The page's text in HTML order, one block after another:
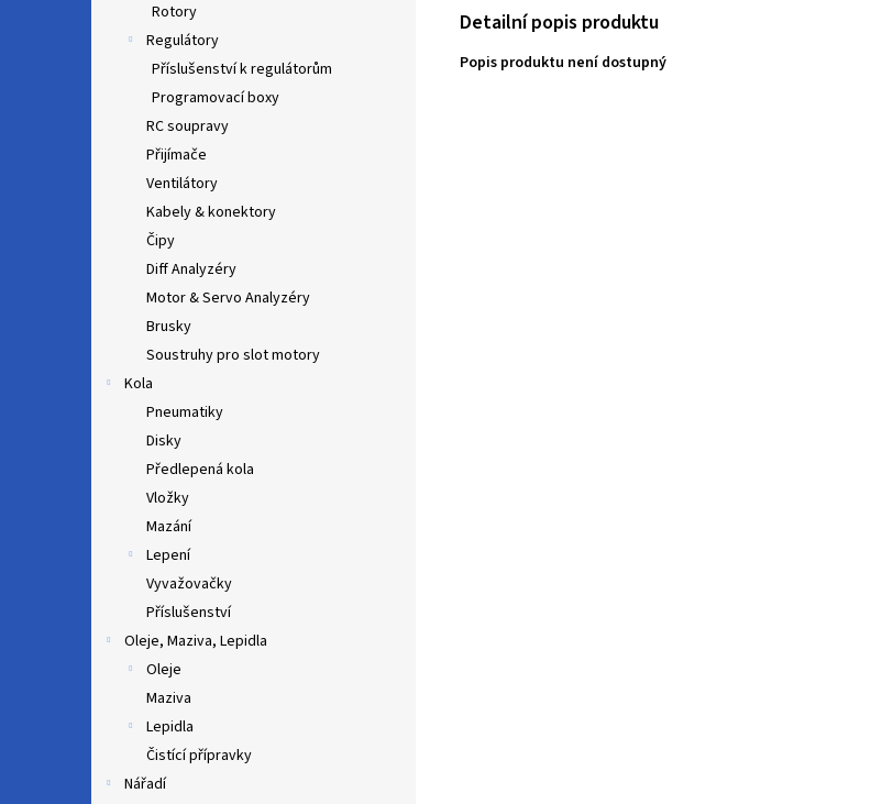
Rotory
Regulátory
Příslušenství k regulátorům
Programovací boxy
RC soupravy
Přijímače
Ventilátory
Kabely & konektory
Čipy
Diff Analyzéry
Motor & Servo Analyzéry
Brusky
Soustruhy pro slot motory
Kola
Pneumatiky
Disky
Předlepená kola
Vložky
Mazání
Lepení
Vyvažovačky
Příslušenství
Oleje, Maziva, Lepidla
Oleje
Maziva
Lepidla
Čistící přípravky
Nářadí
Detailní popis produktu
Popis produktu není dostupný